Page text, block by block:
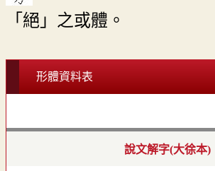
「絕」之或體。
形體資料表
說文解字(大徐本)